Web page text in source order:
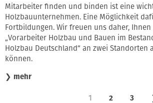
Mitarbeiter finden und binden ist eine
Holzbauunternehmen. Eine Möglichkeit
Fortbildungen. Wir freuen uns daher, Ihnen
„Vorarbeiter Holzbau und Bauen im
Holzbau Deutschland“ an zwei Standorten
können.
❯ mehr
1 2 3